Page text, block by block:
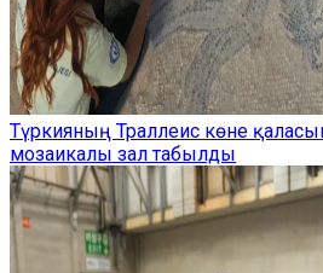
Түркияның Траллеис көне
мозаикалы зал табылды